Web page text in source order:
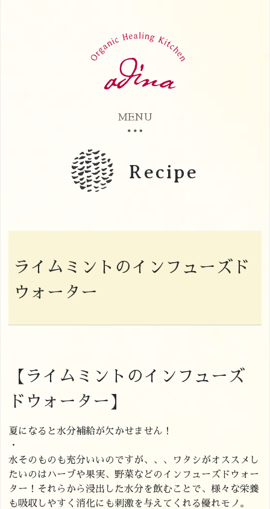
MENU
Recipe
ライムミントのインフューズド
ウォーター
【ライムミントのインフューズ
ドウォーター】
夏になると水分補給が欠かせません！
・
水そのものも充分いいのですが、、、ワタシがオススメし
たいのはハーブや果実、野菜などのインフューズドウォー
ター！それらから浸出した水分を飲むことで、様々な栄養
も吸収しやすく消化にも刺激を与えてくれる優れモノ。